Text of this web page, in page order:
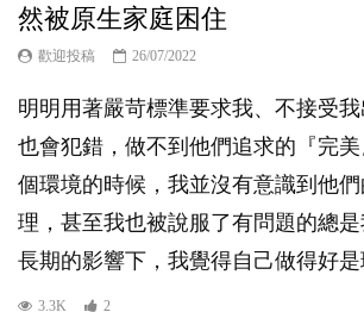
然被原生家庭困住
歡迎投稿 26/07/2022
明明用著嚴苛標準要求我、不接受
也會犯錯，做不到他們追求的『完
個環境的時候，我並沒有意識到他
理，甚至我也被說服了有問題的總
長期的影響下，我覺得自己做得好
3.3K 2